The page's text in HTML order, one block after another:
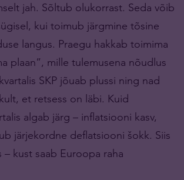
jah. Sõltub olukorrast. Seda võib
kui toimub järgmine tõsine
langus. Praegu hakkab toimima
plaan”, mille tulemusena nõudlus
SKP jõuab plussi ning nad
et retsess on läbi. Kuid
algab järg – inflatsiooni kasv,
järjekordne deflatsiooni šokk. Siis
kust saab Euroopa raha